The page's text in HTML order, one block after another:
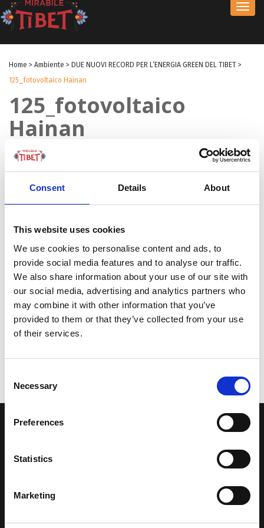
Consent Details About
This website uses cookies
We use cookies to personalise content and ads, to
provide social media features and to analyse our traffic.
We also share information about your use of our site with
our social media, advertising and analytics partners who
may combine it with other information that you’ve
provided to them or that they’ve collected from your use
of their services.
Selection
Necessary
Preferences
Statistics
Marketing
Home > Ambiente > DUE NUOVI RECORD PER L’ENERGIA GREEN DEL TIBET >
125_fotovoltaico Hainan
125_fotovoltaico
Hainan
by Redazione I
Una comunità di appassionati della cultura tibetana che hanno
Una regione affascinante, densa di spiritualità che con i suoi